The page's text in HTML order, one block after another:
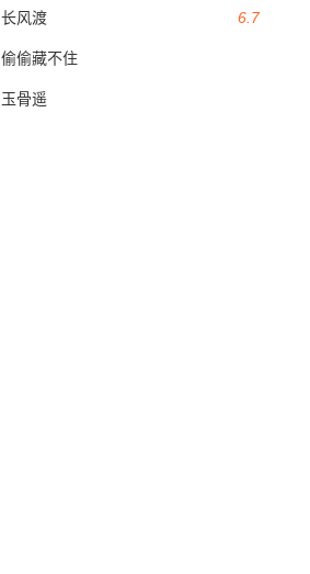
6.7
长风渡
偷偷藏不住
玉骨遥